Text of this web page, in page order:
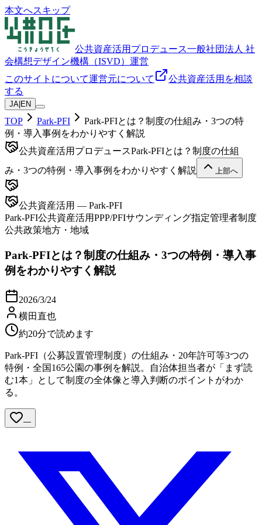
本文へスキップ
公共資産活用プロデュース一般社団法人 社
会構想デザイン機構（ISVD）運営
このサイトについて運営元について
公共資産活用を相談
する
JA EN
TOP Park-PFI
Park-PFIとは？制度の仕組み・3つの特
例・導入事例をわかりやすく解説
公共資産活用プロデュースPark-PFIとは？制度の仕組
み・3つの特例・導入事例をわかりやすく解説
上部へ
公共資産活用 — Park-PFI
Park-PFI公共資産活用PPP/PFIサウンディング指定管理者制度
公共政策地方・地域
Park-PFIとは？制度の仕組み・3つの特例・導入事
例をわかりやすく解説
2026/3/24
横田直也
約20分で読めます
Park-PFI（公募設置管理制度）の仕組み・20年許可等3つの
特例・全国165公園の事例を解説。自治体担当者が「まず読
む1本」として制度の全体像と導入判断のポイントがわか
る。
—